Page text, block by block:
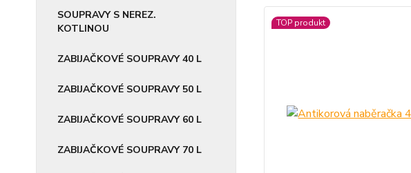
SOUPRAVY S NEREZ.
KOTLINOU
ZABIJAČKOVÉ SOUPRAVY 40 L
ZABIJAČKOVÉ SOUPRAVY 50 L
ZABIJAČKOVÉ SOUPRAVY 60 L
ZABIJAČKOVÉ SOUPRAVY 70 L
TOP produkt